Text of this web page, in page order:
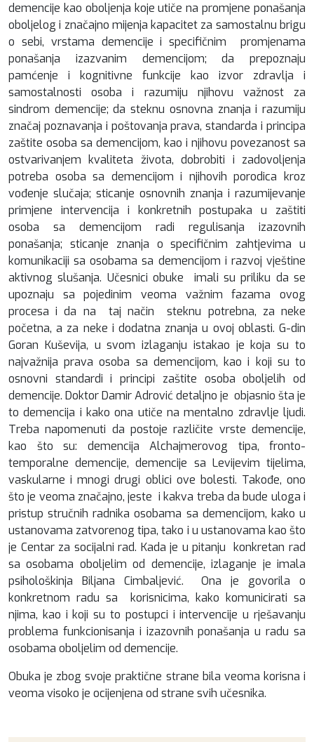
demencije kao oboljenja koje utiče na promjene ponašanja
oboljelog i značajno mijenja kapacitet za samostalnu brigu
o sebi, vrstama demencije i specifičnim promjenama
ponašanja izazvanim demencijom; da prepoznaju
pamćenje i kognitivne funkcije kao izvor zdravlja i
samostalnosti osoba i razumiju njihovu važnost za
sindrom demencije; da steknu osnovna znanja i razumiju
značaj poznavanja i poštovanja prava, standarda i principa
zaštite osoba sa demencijom, kao i njihovu povezanost sa
ostvarivanjem kvaliteta života, dobrobiti i zadovoljenja
potreba osoba sa demencijom i njihovih porodica kroz
vođenje slučaja; sticanje osnovnih znanja i razumijevanje
primjene intervencija i konkretnih postupaka u zaštiti
osoba sa demencijom radi regulisanja izazovnih
ponašanja; sticanje znanja o specifičnim zahtjevima u
komunikaciji sa osobama sa demencijom i razvoj vještine
aktivnog slušanja. Učesnici obuke imali su priliku da se
upoznaju sa pojedinim veoma važnim fazama ovog
procesa i da na taj način steknu potrebna, za neke
početna, a za neke i dodatna znanja u ovoj oblasti. G-din
Goran Kuševija, u svom izlaganju istakao je koja su to
najvažnija prava osoba sa demencijom, kao i koji su to
osnovni standardi i principi zaštite osoba oboljelih od
demencije. Doktor Damir Adrović detaljno je objasnio šta je
to demencija i kako ona utiče na mentalno zdravlje ljudi.
Treba napomenuti da postoje različite vrste demencije,
kao što su: demencija Alchajmerovog tipa, fronto-
temporalne demencije, demencije sa Levijevim tijelima,
vaskularne i mnogi drugi oblici ove bolesti. Takođe, ono
što je veoma značajno, jeste i kakva treba da bude uloga i
pristup stručnih radnika osobama sa demencijom, kako u
ustanovama zatvorenog tipa, tako i u ustanovama kao što
je Centar za socijalni rad. Kada je u pitanju konkretan rad
sa osobama oboljelim od demencije, izlaganje je imala
psihološkinja Biljana Cimbaljević. Ona je govorila o
konkretnom radu sa korisnicima, kako komunicirati sa
njima, kao i koji su to postupci i intervencije u rješavanju
problema funkcionisanja i izazovnih ponašanja u radu sa
osobama oboljelim od demencije.
Obuka je zbog svoje praktične strane bila veoma korisna i
veoma visoko je ocijenjena od strane svih učesnika.